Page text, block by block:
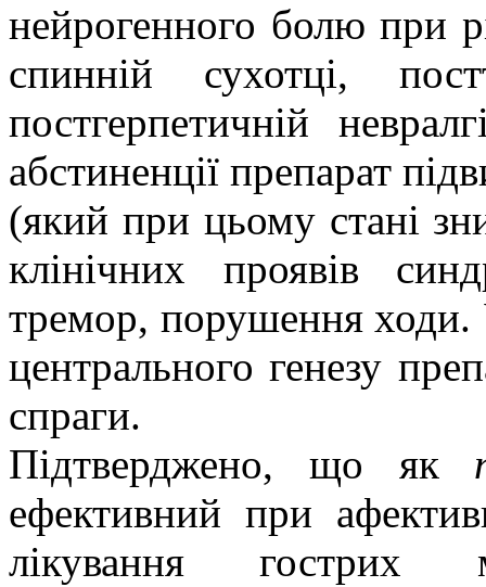
нейрогенного болю при
спинній сухотці,
постгерпетичній
абстиненції препарат
(який при цьому стані
клінічних проявів
тремор, порушення ходи.
центрального генезу
спраги.
Підтверджено, що як
ефективний при
лікування гострих